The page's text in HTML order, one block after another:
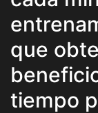
que
tiempo